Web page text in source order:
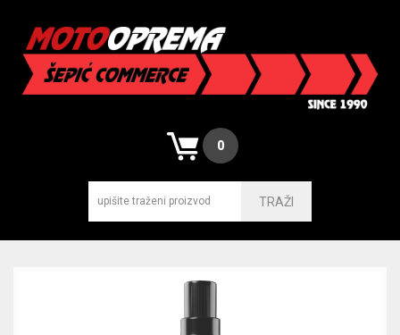
0
TRAŽI